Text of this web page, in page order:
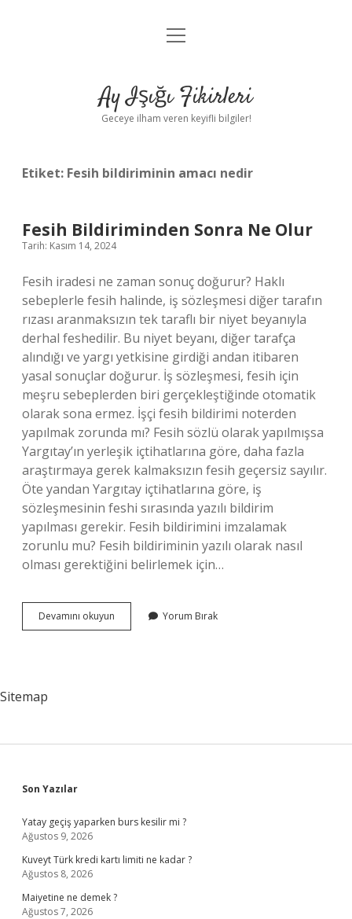
Anasayfa
Yasal Uyarı
menüyü
Ay Işığı Fikirleri
Geceye ilham veren keyifli bilgiler!
Etiket: Fesih bildiriminin amacı nedir
Fesih Bildiriminden Sonra Ne Olur
Tarih: Kasım 14, 2024
Fesih iradesi ne zaman sonuç doğurur? Haklı
sebeplerle fesih halinde, iş sözleşmesi diğer tarafın
rızası aranmaksızın tek taraflı bir niyet beyanıyla
derhal feshedilir. Bu niyet beyanı, diğer tarafça
alındığı ve yargı yetkisine girdiği andan itibaren
yasal sonuçlar doğurur. İş sözleşmesi, fesih için
meşru sebeplerden biri gerçekleştiğinde otomatik
olarak sona ermez. İşçi fesih bildirimi noterden
yapılmak zorunda mı? Fesih sözlü olarak yapılmışsa
Yargıtay’ın yerleşik içtihatlarına göre, daha fazla
araştırmaya gerek kalmaksızın fesih geçersiz sayılır.
Öte yandan Yargıtay içtihatlarına göre, iş
sözleşmesinin feshi sırasında yazılı bildirim
yapılması gerekir. Fesih bildirimini imzalamak
zorunlu mu? Fesih bildiriminin yazılı olarak nasıl
olması gerektiğini belirlemek için…
Devamını okuyun
Bildiriminden
Yorum Bırak
Sitemap
Sidebar
Son Yazılar
Yatay geçiş yaparken burs kesilir mi ?
Ağustos 9, 2026
Kuveyt Türk kredi kartı limiti ne kadar ?
Ağustos 8, 2026
Maiyetine ne demek ?
Ağustos 7, 2026